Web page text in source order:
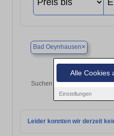
Alle Cookies
Einstellungen
Bad Oeynhausen×
Suchen Sie in Bad
Leider konnten wir derzeit